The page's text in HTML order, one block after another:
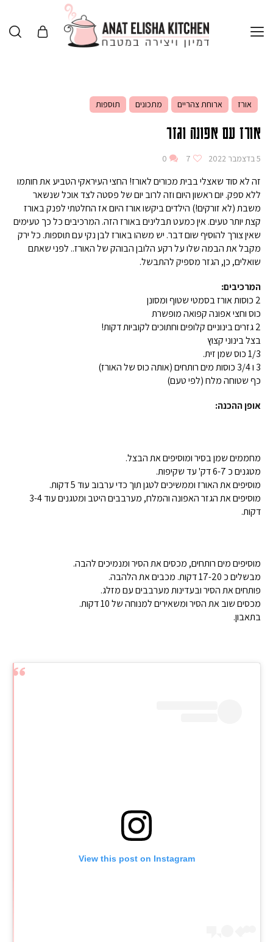
אורז ארוחת צהריים מתכונים תוספות
אורז עם אפונה וגזר
5 בדצמבר 2022 7
0
זה לא סוד שאצלי בבית מכורים לאורז! החצי העיראקי הטביע את חותמו
ללא ספק. יום ראשון היום וזה לרוב יום של פסטה לצד אוכל שנשאר
משבת (לא זורקים!) הילדים ביקשו אורז היום אז החלטתי לפנק באורז
קצת יותר טעים. אין כמעט תבלינים באורז הזה. המרכיבים כל כך טעימים
שאין צורך להוסיף שום דבר. יש משהו באורז לבן נקי עם תוספות. כל ירק
מקבל את הבמה שלו על רקע הלובן הבוהק של האורז.. לפני שאתם
שואלים, כן, הגזר מספיק להתבשל.
המרכיבים:
2 כוסות אורז בסמטי שטוף ומסונן
כוס וחצי אפונה קפואה מופשרת
2 גזרים בינוניים קלופים וחתוכים לקוביות דקות!
בצל בינוני קצוץ
1/3 כוס שמן זית.
3 ו 3/4 כוסות מים רותחים (אותה כוס של האורז)
כף שטוחה מלח (לפי טעם)
אופן ההכנה:
מחממים שמן בסיר ומוסיפים את הבצל.
מטגנים כ 6-7 דק' עד שקיפות.
מוסיפים את האורז וממשיכים לטגן תוך כדי ערבוב עוד 5 דקות.
מוסיפים את הגזר האפונה והמלח, מערבבים היטב ומטגנים עוד 3-4
דקות.
מוסיפים מים רותחים, מכסים את הסיר ומנמיכים להבה.
מבשלים כ 17-20 דקות. מכבים את הלהבה.
פותחים את הסיר ובעדינות מערבבים עם מזלג.
מכסים שוב את הסיר ומשאירים למנוחה של 10 דקות.
בתאבון.
View this post on Instagram